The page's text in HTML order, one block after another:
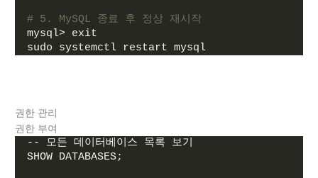
# 5. MySQL 종료 후 정상 재시작
mysql> exit
sudo systemctl restart mysql
권한 관리
권한 부여
-- 모든 데이터베이스 목록 보기
SHOW DATABASES;